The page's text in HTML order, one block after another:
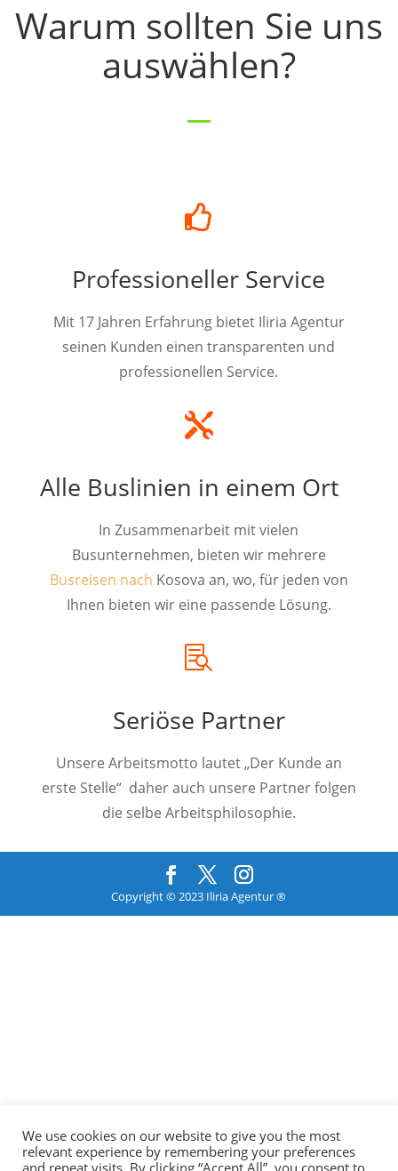
Warum sollten Sie uns
auswählen?

Professioneller Service
Mit 17 Jahren Erfahrung bietet Iliria Agentur
seinen Kunden einen transparenten und
professionellen Service.

Alle Buslinien in einem Ort
In Zusammenarbeit mit vielen
Busunternehmen, bieten wir mehrere
Busreisen nach Kosova an, wo, für jeden von
Ihnen bieten wir eine passende Lösung.

Seriöse Partner
Unsere Arbeitsmotto lautet „Der Kunde an
erste Stelle“ daher auch unsere Partner folgen
die selbe Arbeitsphilosophie.
Copyright © 2023 Iliria Agentur ®
We use cookies on our website to give you the most
relevant experience by remembering your preferences
and repeat visits. By clicking “Accept All”, you consent to